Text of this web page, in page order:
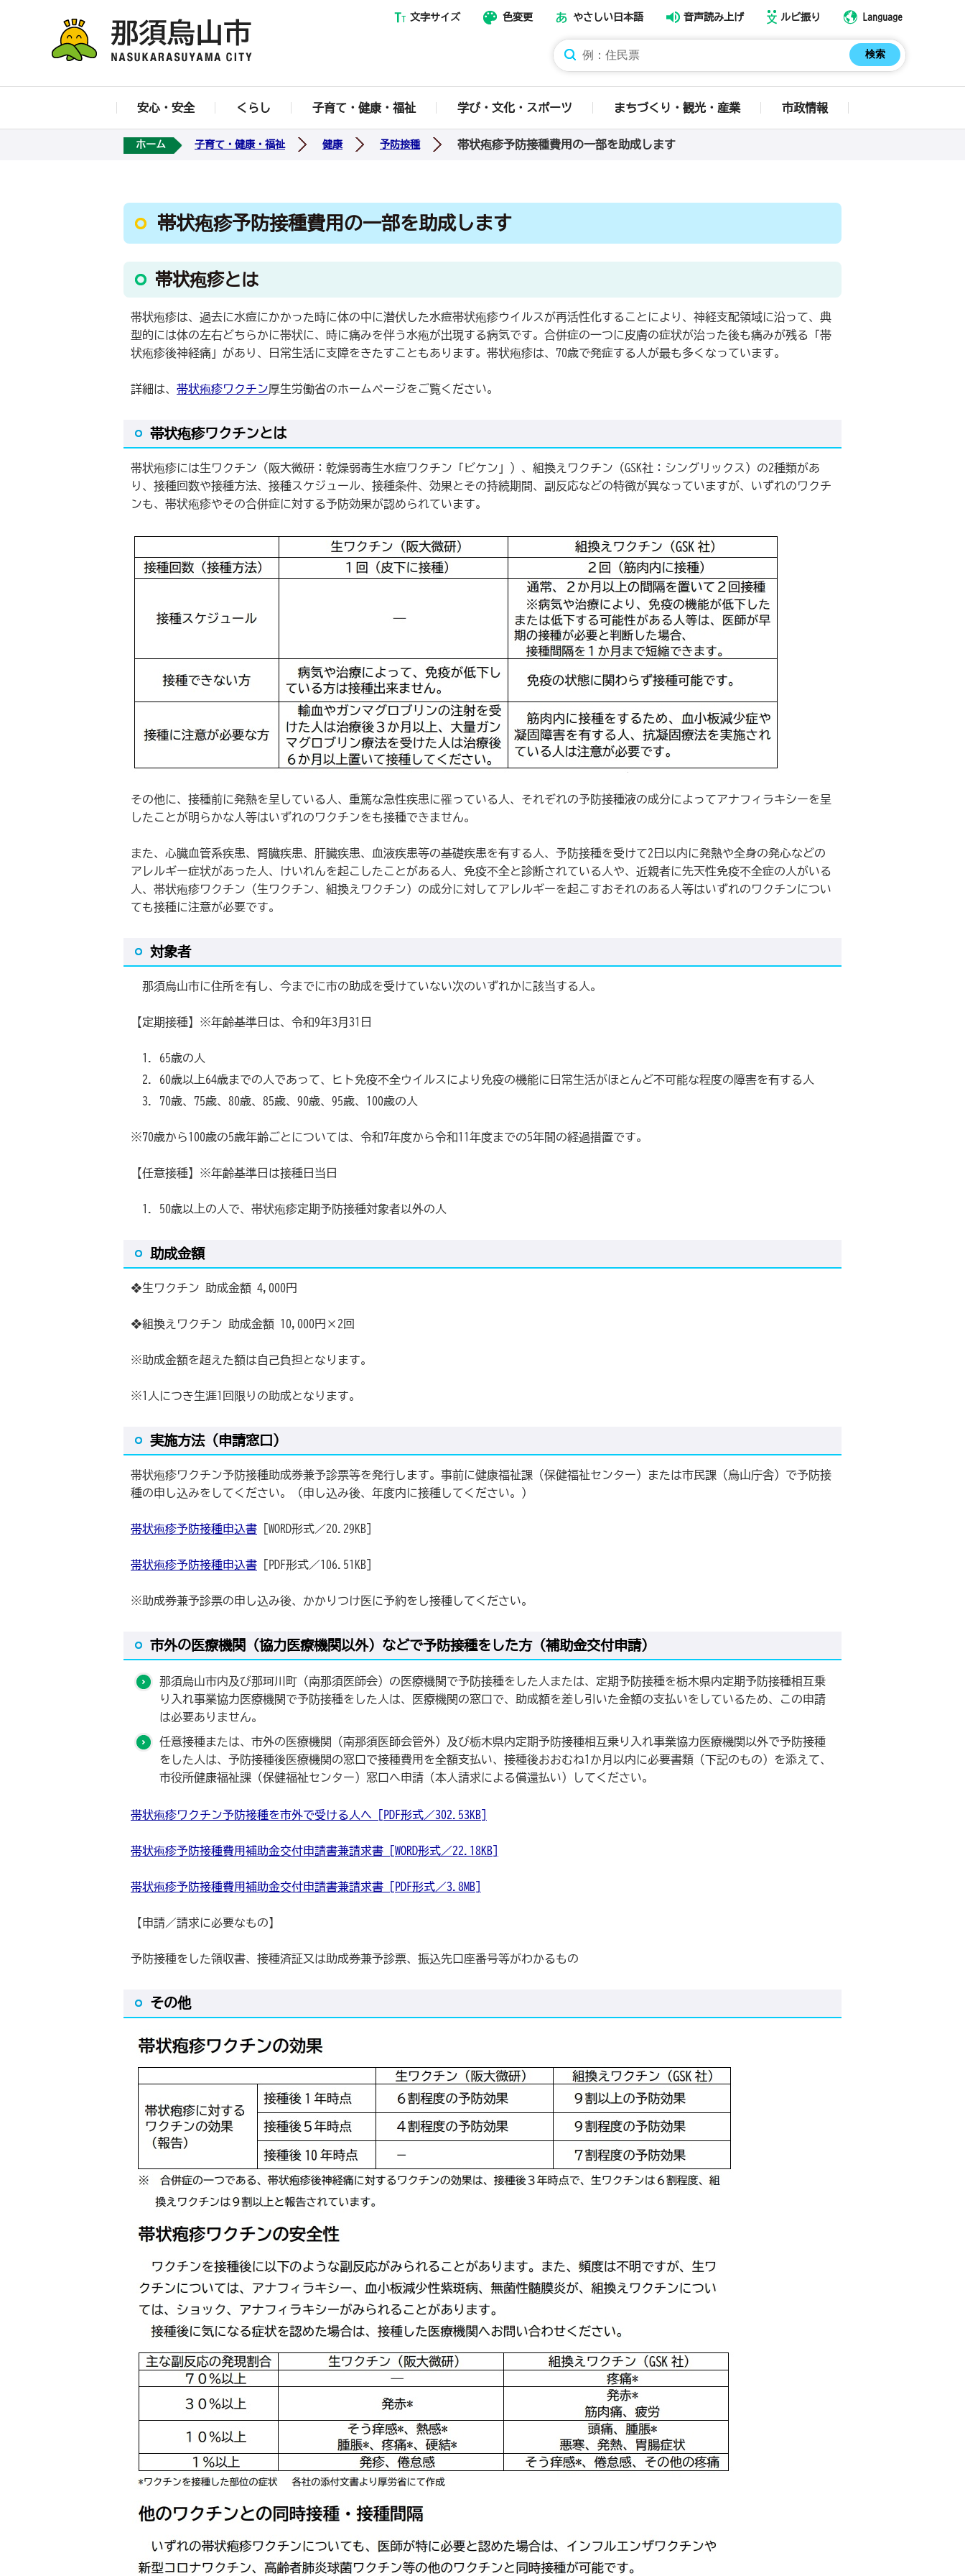
那須烏山市ホームページ
文字サイズ 色変更 やさしい日本語 音声読み上げ ルビ振り Language
安心・安全 くらし 子育て・健康・福祉 学び・文化・スポーツ まちづくり・観光・産業 市政情報
ホーム 子育て・健康・福祉 健康 予防接種 帯状疱疹予防接種費用の一部を助成します
帯状疱疹予防接種費用の一部を助成します
帯状疱疹とは
帯状疱疹は、過去に水痘にかかった時に体の中に潜伏した水痘帯状疱疹ウイルスが再活性化することにより、神経支配領域に沿って、典
型的には体の左右どちらかに帯状に、時に痛みを伴う水疱が出現する病気です。合併症の一つに皮膚の症状が治った後も痛みが残る「帯
状疱疹後神経痛」があり、日常生活に支障をきたすこともあります。帯状疱疹は、70歳で発症する人が最も多くなっています。
詳細は、 帯状疱疹ワクチン厚生労働省のホームページをご覧ください。
帯状疱疹ワクチンとは
帯状疱疹には生ワクチン（阪大微研：乾燥弱毒生水痘ワクチン「ビケン」）、組換えワクチン（GSK社：シングリックス）の2種類があ
り、接種回数や接種方法、接種スケジュール、接種条件、効果とその持続期間、副反応などの特徴が異なっていますが、いずれのワクチ
ンも、帯状疱疹やその合併症に対する予防効果が認められています。
その他に、接種前に発熱を呈している人、重篤な急性疾患に罹っている人、それぞれの予防接種液の成分によってアナフィラキシーを呈
したことが明らかな人等はいずれのワクチンをも接種できません。
また、心臓血管系疾患、腎臓疾患、肝臓疾患、血液疾患等の基礎疾患を有する人、予防接種を受けて2日以内に発熱や全身の発心などの
アレルギー症状があった人、けいれんを起こしたことがある人、免疫不全と診断されている人や、近親者に先天性免疫不全症の人がいる
人、帯状疱疹ワクチン（生ワクチン、組換えワクチン）の成分に対してアレルギーを起こすおそれのある人等はいずれのワクチンについ
ても接種に注意が必要です。
対象者
那須烏山市に住所を有し、今までに市の助成を受けていない次のいずれかに該当する人。
【定期接種】※年齢基準日は、令和9年3月31日
65歳の人
60歳以上64歳までの人であって、ヒト免疫不全ウイルスにより免疫の機能に日常生活がほとんど不可能な程度の障害を有する人
70歳、75歳、80歳、85歳、90歳、95歳、100歳の人
※70歳から100歳の5歳年齢ごとについては、令和7年度から令和11年度までの5年間の経過措置です。
【任意接種】※年齢基準日は接種日当日
50歳以上の人で、帯状疱疹定期予防接種対象者以外の人
助成金額
❖生ワクチン 助成金額 4,000円
❖組換えワクチン 助成金額 10,000円×2回
※助成金額を超えた額は自己負担となります。
※1人につき生涯1回限りの助成となります。
実施方法（申請窓口）
帯状疱疹ワクチン予防接種助成券兼予診票等を発行します。事前に健康福祉課（保健福祉センター）または市民課（烏山庁舎）で予防接
種の申し込みをしてください。（申し込み後、年度内に接種してください。）
帯状疱疹予防接種申込書 [WORD形式／20.29KB]
帯状疱疹予防接種申込書 [PDF形式／106.51KB]
※助成券兼予診票の申し込み後、かかりつけ医に予約をし接種してください。
市外の医療機関（協力医療機関以外）などで予防接種をした方（補助金交付申請）
那須烏山市内及び那珂川町（南那須医師会）の医療機関で予防接種をした人または、定期予防接種を栃木県内定期予防接種相互乗
り入れ事業協力医療機関で予防接種をした人は、医療機関の窓口で、助成額を差し引いた金額の支払いをしているため、この申請
は必要ありません。
任意接種または、市外の医療機関（南那須医師会管外）及び栃木県内定期予防接種相互乗り入れ事業協力医療機関以外で予防接種
をした人は、予防接種後医療機関の窓口で接種費用を全額支払い、接種後おおむね1か月以内に必要書類（下記のもの）を添えて、
市役所健康福祉課（保健福祉センター）窓口へ申請（本人請求による償還払い）してください。
帯状疱疹ワクチン予防接種を市外で受ける人へ [PDF形式／302.53KB]
帯状疱疹予防接種費用補助金交付申請書兼請求書 [WORD形式／22.18KB]
帯状疱疹予防接種費用補助金交付申請書兼請求書 [PDF形式／3.8MB]
【申請／請求に必要なもの】
予防接種をした領収書、接種済証又は助成券兼予診票、振込先口座番号等がわかるもの
その他